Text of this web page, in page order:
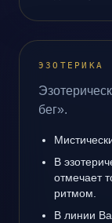
ЭЗОТЕРИКА
бег».
В
отмечает
ритмом.
В линии